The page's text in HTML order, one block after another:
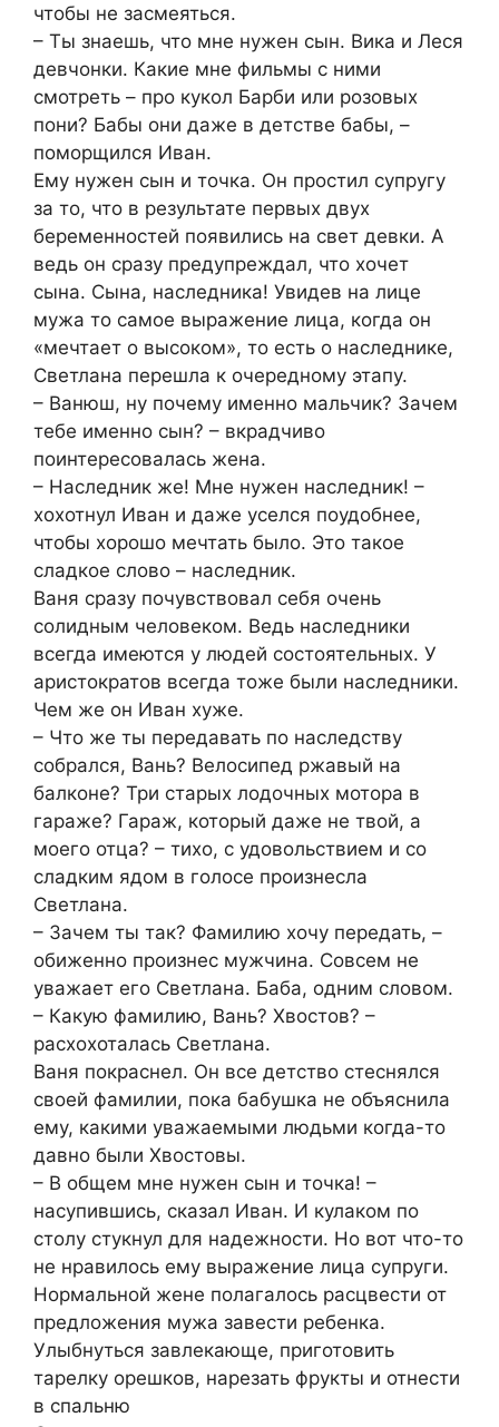
чтобы не засмеяться.
– Ты знаешь, что мне нужен сын. Вика и Леся
девчонки. Какие мне фильмы с ними
смотреть – про кукол Барби или розовых
пони? Бабы они даже в детстве бабы, –
поморщился Иван.
Ему нужен сын и точка. Он простил супругу
за то, что в результате первых двух
беременностей появились на свет девки. А
ведь он сразу предупреждал, что хочет
сына. Сына, наследника! Увидев на лице
мужа то самое выражение лица, когда он
«мечтает о высоком», то есть о наследнике,
Светлана перешла к очередному этапу.
– Ванюш, ну почему именно мальчик? Зачем
тебе именно сын? – вкрадчиво
поинтересовалась жена.
– Наследник же! Мне нужен наследник! –
хохотнул Иван и даже уселся поудобнее,
чтобы хорошо мечтать было. Это такое
сладкое слово – наследник.
Ваня сразу почувствовал себя очень
солидным человеком. Ведь наследники
всегда имеются у людей состоятельных. У
аристократов всегда тоже были наследники.
Чем же он Иван хуже.
– Что же ты передавать по наследству
собрался, Вань? Велосипед ржавый на
балконе? Три старых лодочных мотора в
гараже? Гараж, который даже не твой, а
моего отца? – тихо, с удовольствием и со
сладким ядом в голосе произнесла
Светлана.
– Зачем ты так? Фамилию хочу передать, –
обиженно произнес мужчина. Совсем не
уважает его Светлана. Баба, одним словом.
– Какую фамилию, Вань? Хвостов? –
расхохоталась Светлана.
Ваня покраснел. Он все детство стеснялся
своей фамилии, пока бабушка не объяснила
ему, какими уважаемыми людьми когда-то
давно были Хвостовы.
– В общем мне нужен сын и точка! –
насупившись, сказал Иван. И кулаком по
столу стукнул для надежности. Но вот что-то
не нравилось ему выражение лица супруги.
Нормальной жене полагалось расцвести от
предложения мужа завести ребенка.
Улыбнуться завлекающе, приготовить
тарелку орешков, нарезать фрукты и отнести
в спальню